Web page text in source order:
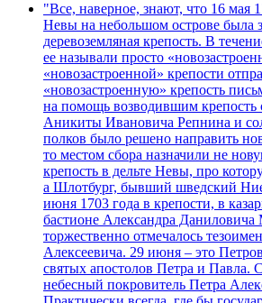
"Все, наверное, знают, что 16 мая
Невы на небольшом острове была
деревоземляная крепость. В
ее называли просто
«новозастроенной» крепости
«новозастроенную» крепость
на помощь возводившим крепость
Аникиты Ивановича Репнина и
полков было решено направить
то местом сбора назначили не
крепость в дельте Невы, про
а Шлотбург, бывший шведский
июня 1703 года в крепости, в
бастионе Александра
торжественно отмечалось
Алексеевича. 29 июня – это
святых апостолов Петра и Павла.
небесный покровитель Петра